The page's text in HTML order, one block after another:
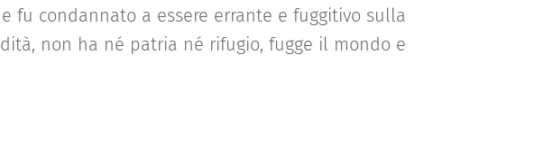
fu condannato a essere errante e fuggitivo sulla
non ha né patria né rifugio, fugge il mondo e